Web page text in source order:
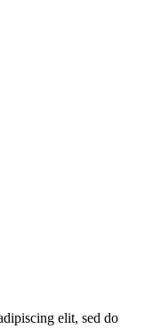
elit, sed do